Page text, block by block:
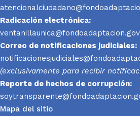
Radicación electrónica:
Correo de notificaciones judiciales:
(exclusivamente para recibir
Reporte de hechos de corrupción:
Mapa del sitio